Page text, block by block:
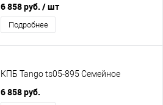
6 858 руб. / шт
Подробнее
КПБ Tango ts05-895 Семейное
6 858 руб.